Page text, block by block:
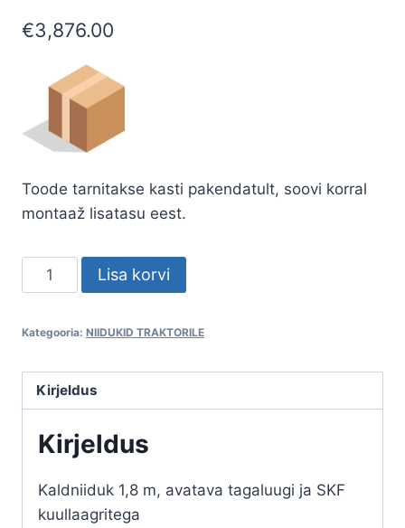
€3,876.00
Toode tarnitakse kasti pakendatult, soovi korral
montaaž lisatasu eest.
Niiduk
l
m
skf
kuullaagritega
Lisa korvi
Kategooria: NIIDUKID TRAKTORILE
Kirjeldus
Kirjeldus
Kaldniiduk 1,8 m, avatava tagaluugi ja SKF
kuullaagritega